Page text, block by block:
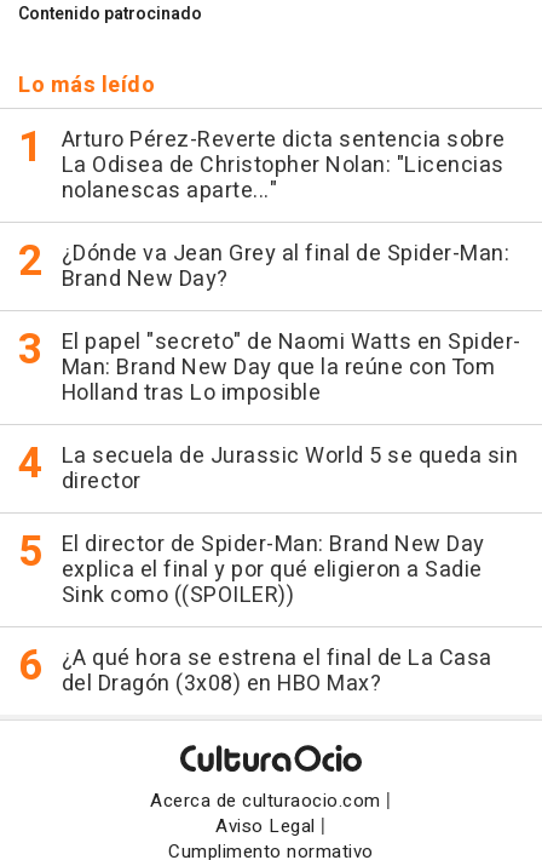
Contenido patrocinado
Lo más leído
Arturo Pérez-Reverte dicta sentencia sobre
La Odisea de Christopher Nolan: "Licencias
nolanescas aparte..."
¿Dónde va Jean Grey al final de Spider-Man:
Brand New Day?
El papel "secreto" de Naomi Watts en Spider-
Man: Brand New Day que la reúne con Tom
Holland tras Lo imposible
La secuela de Jurassic World 5 se queda sin
director
El director de Spider-Man: Brand New Day
explica el final y por qué eligieron a Sadie
Sink como ((SPOILER))
¿A qué hora se estrena el final de La Casa
del Dragón (3x08) en HBO Max?
Acerca de culturaocio.com |
Aviso Legal |
Cumplimento normativo